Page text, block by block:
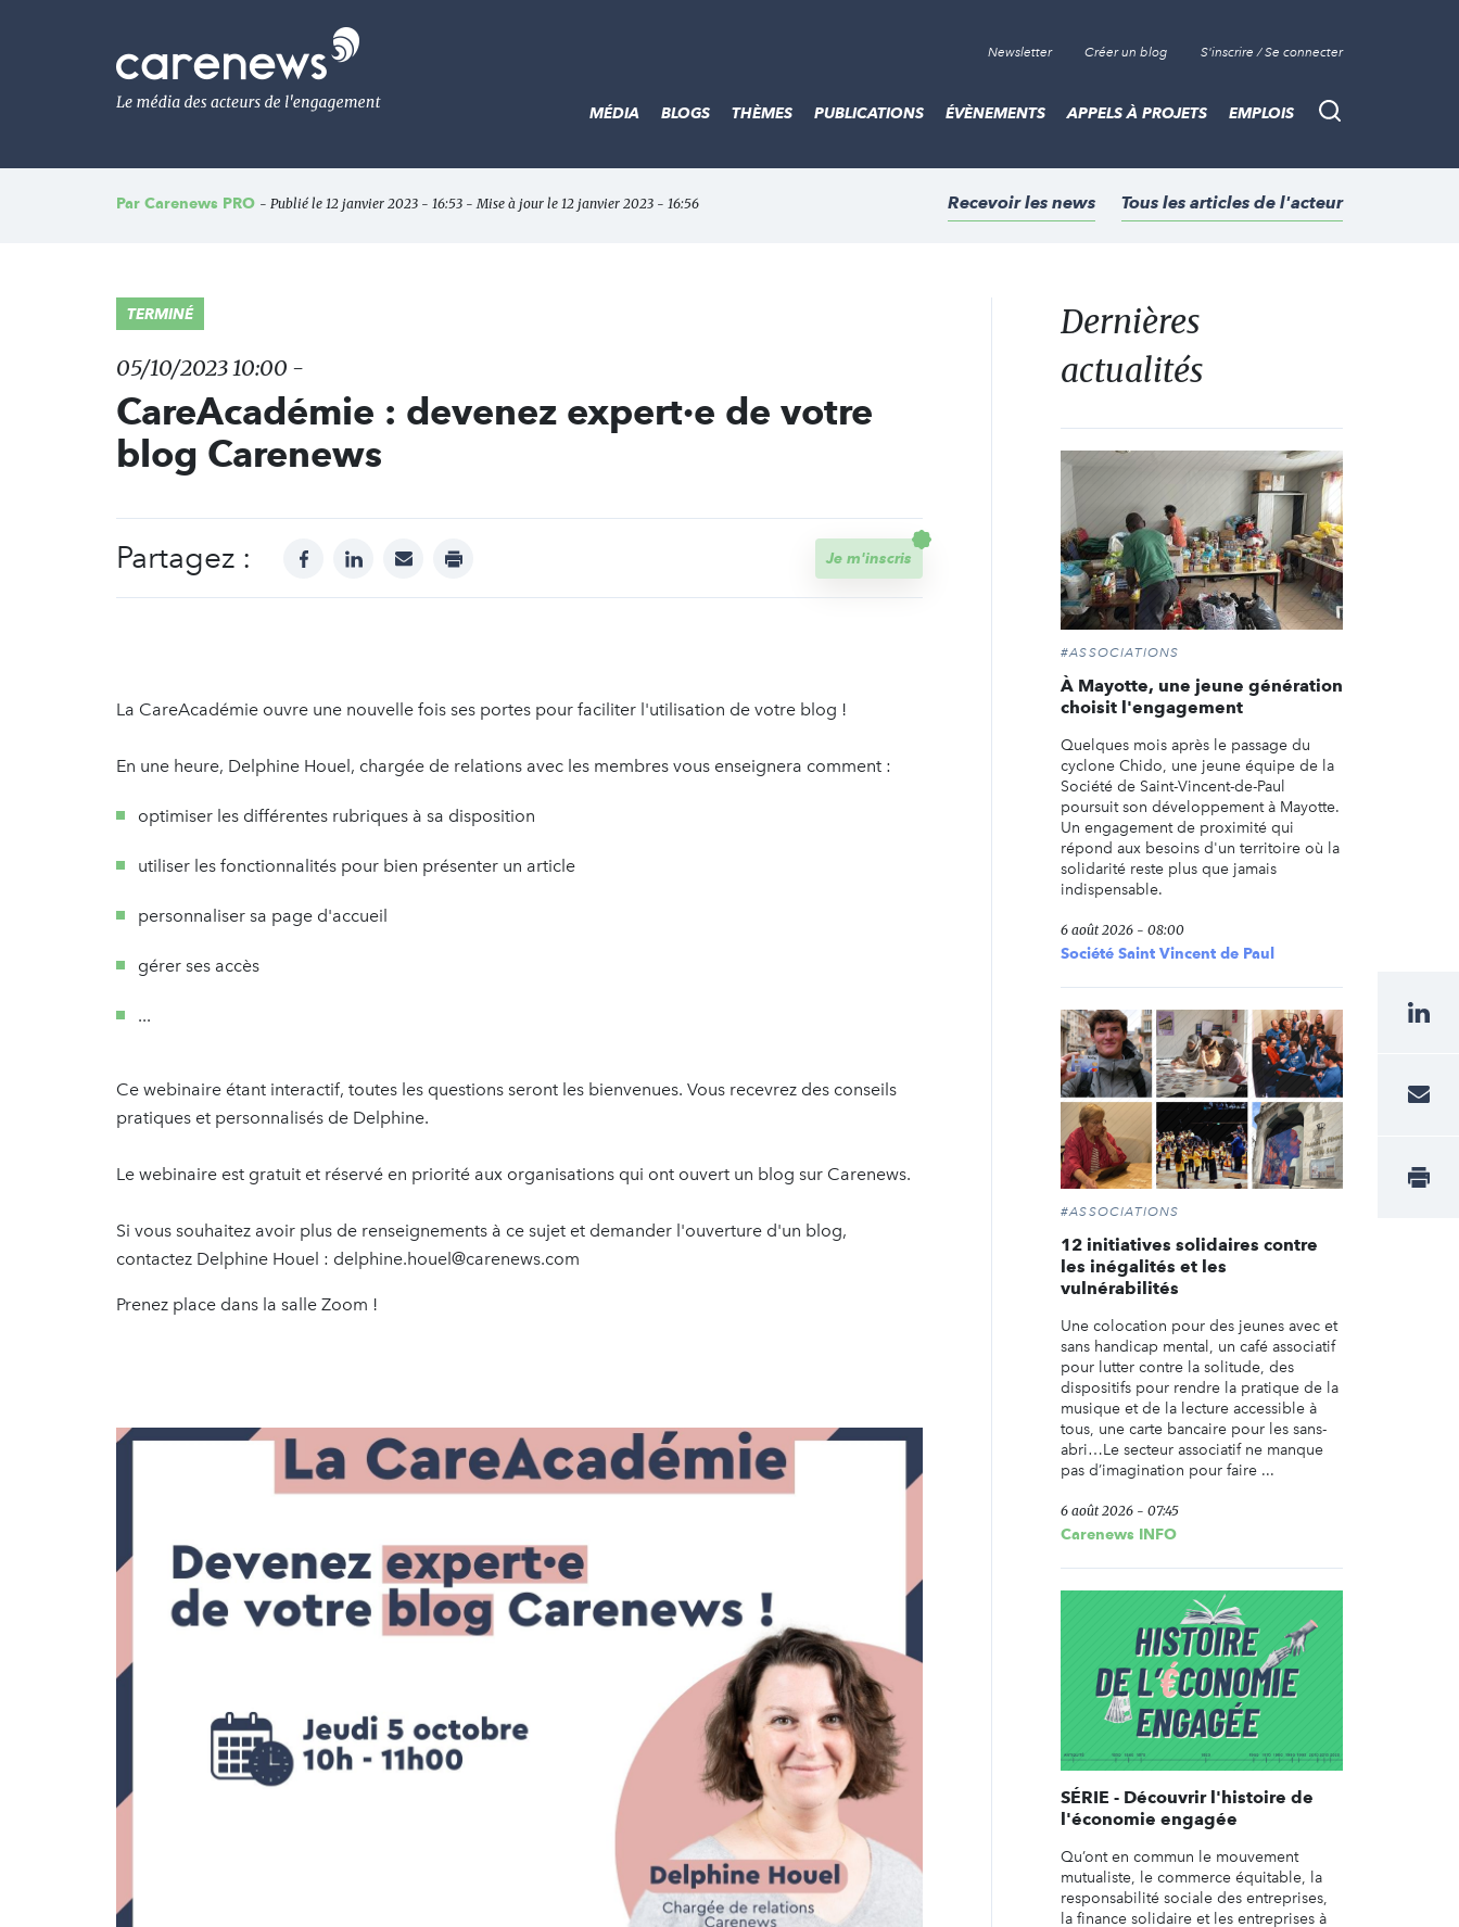
Le
média
de
l'engagement
Newsletter Créer un blog S'inscrire / Se connecter
Recherche
MÉDIA BLOGS THÈMES PUBLICATIONS ÉVÈNEMENTS APPELS À PROJETS EMPLOIS
Par Carenews PRO - Publié le 12 janvier 2023 - 16:53 - Mise à jour le 12 janvier 2023 - 16:56 Recevoir les news Tous les articles de l'acteur
TERMINÉ
05/10/2023 10:00 -
CareAcadémie : devenez expert·e de votre
blog Carenews
Partagez : facebooklinkedinmail print Je m'inscris
La CareAcadémie ouvre une nouvelle fois ses portes pour faciliter l'utilisation de votre blog !
En une heure, Delphine Houel, chargée de relations avec les membres vous enseignera comment :
optimiser les différentes rubriques à sa disposition
utiliser les fonctionnalités pour bien présenter un article
personnaliser sa page d'accueil
gérer ses accès
...
Ce webinaire étant interactif, toutes les questions seront les bienvenues. Vous recevrez des conseils
pratiques et personnalisés de Delphine.
Le webinaire est gratuit et réservé en priorité aux organisations qui ont ouvert un blog sur Carenews.
Si vous souhaitez avoir plus de renseignements à ce sujet et demander l'ouverture d'un blog,
contactez Delphine Houel : delphine.houel@carenews.com
Prenez place dans la salle Zoom !
Dernières
actualités
#ASSOCIATIONS
À Mayotte, une jeune génération
choisit l'engagement
Quelques mois après le passage du
cyclone Chido, une jeune équipe de la
Société de Saint-Vincent-de-Paul
poursuit son développement à Mayotte.
Un engagement de proximité qui
répond aux besoins d'un territoire où la
solidarité reste plus que jamais
indispensable.
6 août 2026 - 08:00
Société Saint Vincent de Paul
#ASSOCIATIONS
12 initiatives solidaires contre
les inégalités et les
vulnérabilités
Une colocation pour des jeunes avec et
sans handicap mental, un café associatif
pour lutter contre la solitude, des
dispositifs pour rendre la pratique de la
musique et de la lecture accessible à
tous, une carte bancaire pour les sans-
abri…Le secteur associatif ne manque
pas d’imagination pour faire ...
6 août 2026 - 07:45
Carenews INFO
SÉRIE - Découvrir l'histoire de
l'économie engagée
Qu’ont en commun le mouvement
mutualiste, le commerce équitable, la
responsabilité sociale des entreprises,
la finance solidaire et les entreprises à